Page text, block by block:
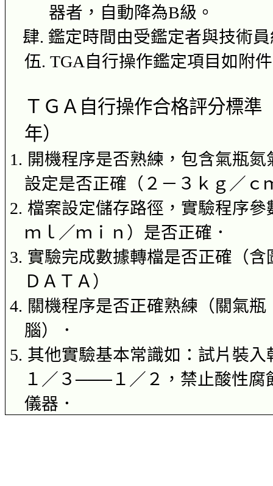
器者，自動降為B級。
肆. 鑑定時間由受鑑定者與技術
伍. TGA自行操作鑑定項目如附件
ＴＧＡ 自行操作合格評分標準
年）
1. 開機程序是否熟練，包含氣瓶
設定是否正確（２－３ ｋｇ ／ ｃ
2. 檔案設定儲存路徑，實驗程序
ｍｌ ／ｍｉｎ ）是否正確．
3. 實驗完成數據轉檔是否正確（含
ＤＡＴＡ ）
4. 關機程序是否正確熟練（關氣
腦）．
5. 其他實驗基本常識如：試片 裝入
１／３───１／２，禁止酸性腐
儀器．